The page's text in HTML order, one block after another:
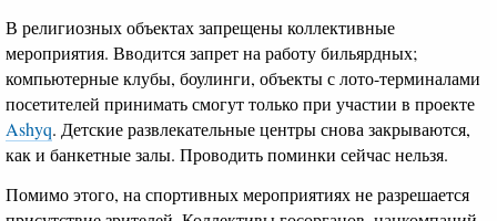
В религиозных объектах запрещены коллективные
мероприятия. Вводится запрет на работу бильярдных;
компьютерные клубы, боулинги, объекты с лото-терминалами
посетителей принимать смогут только при участии в проекте
Ashyq. Детские развлекательные центры снова закрываются,
как и банкетные залы. Проводить поминки сейчас нельзя.
Помимо этого, на спортивных мероприятиях не разрешается